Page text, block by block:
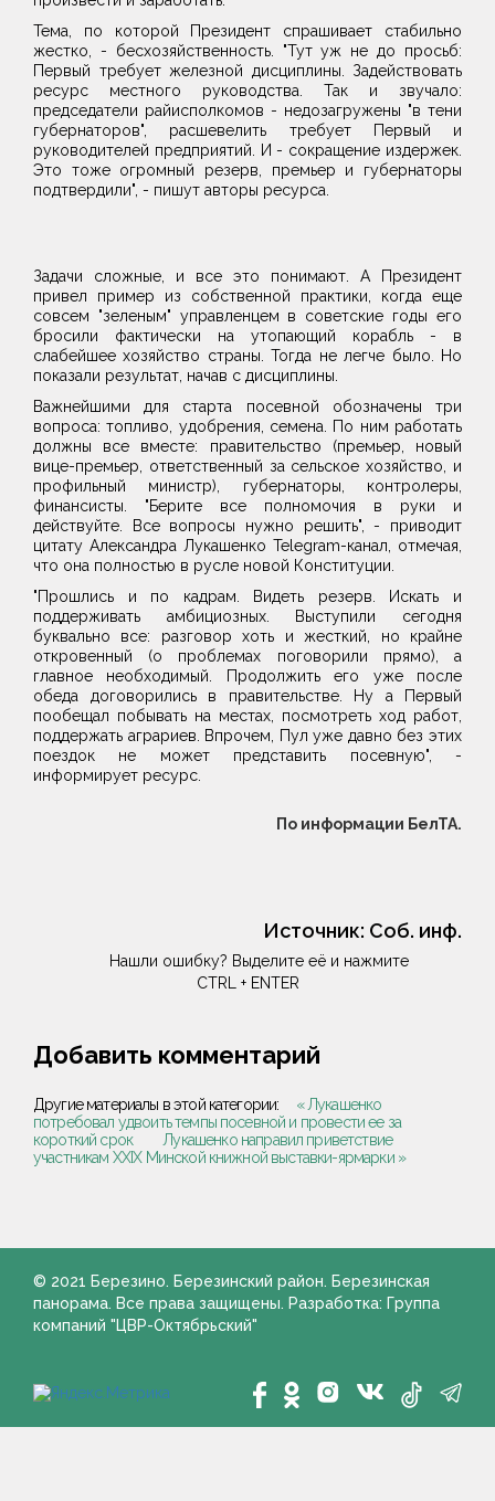
Тема, по которой Президент спрашивает стабильно
жестко, - бесхозяйственность. "Тут уж не до просьб:
Первый требует железной дисциплины. Задействовать
ресурс местного руководства. Так и звучало:
председатели райисполкомов - недозагружены "в тени
губернаторов", расшевелить требует Первый и
руководителей предприятий. И - сокращение издержек.
Это тоже огромный резерв, премьер и губернаторы
подтвердили", - пишут авторы ресурса.
Задачи сложные, и все это понимают. А Президент
привел пример из собственной практики, когда еще
совсем "зеленым" управленцем в советские годы его
бросили фактически на утопающий корабль - в
слабейшее хозяйство страны. Тогда не легче было. Но
показали результат, начав с дисциплины.
Важнейшими для старта посевной обозначены три
вопроса: топливо, удобрения, семена. По ним работать
должны все вместе: правительство (премьер, новый
вице-премьер, ответственный за сельское хозяйство, и
профильный министр), губернаторы, контролеры,
финансисты. "Берите все полномочия в руки и
действуйте. Все вопросы нужно решить", - приводит
цитату Александра Лукашенко Telegram-канал, отмечая,
что она полностью в русле новой Конституции.
"Прошлись и по кадрам. Видеть резерв. Искать и
поддерживать амбициозных. Выступили сегодня
буквально все: разговор хоть и жесткий, но крайне
откровенный (о проблемах поговорили прямо), а
главное необходимый. Продолжить его уже после
обеда договорились в правительстве. Ну а Первый
пообещал побывать на местах, посмотреть ход работ,
поддержать аграриев. Впрочем, Пул уже давно без этих
поездок не может представить посевную", -
информирует ресурс.
По информации БелТА.
Источник: Соб. инф.
Нашли ошибку? Выделите её и нажмите
CTRL + ENTER
Добавить комментарий
Другие материалы в этой категории:
« Лукашенко
потребовал удвоить темпы посевной и провести ее за
короткий срок
Лукашенко направил приветствие
участникам XXIX Минской книжной выставки-ярмарки »
© 2021 Березино. Березинский район. Березинская
панорама. Все права защищены. Разработка: Группа
компаний "ЦВР-Октябрьский"